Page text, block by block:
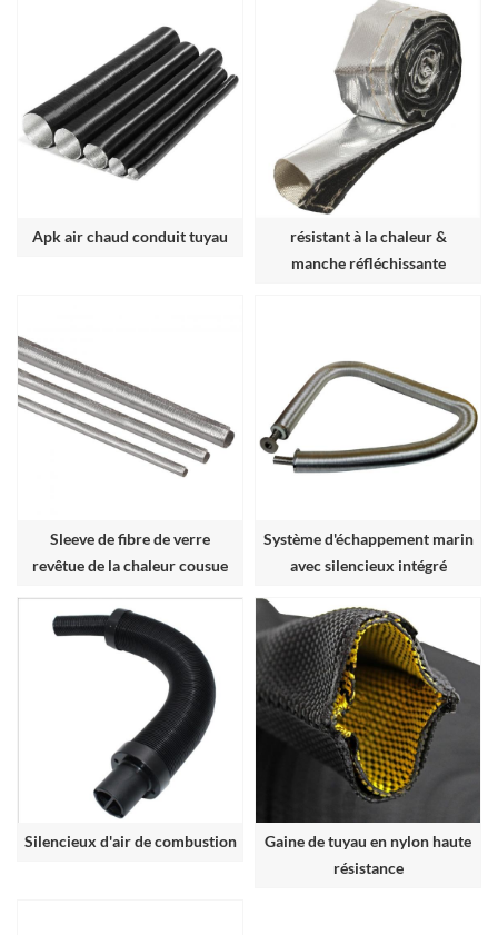
Apk air chaud conduit tuyau
résistant à la chaleur &
manche réfléchissante
Sleeve de fibre de verre
revêtue de la chaleur cousue
Système d'échappement marin
avec silencieux intégré
Silencieux d'air de combustion
Gaine de tuyau en nylon haute
résistance